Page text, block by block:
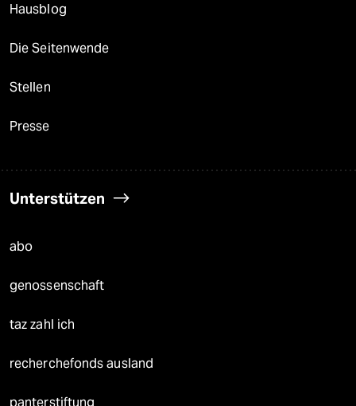
Hausblog
Die Seitenwende
Stellen
Presse
Unterstützen
abo
genossenschaft
taz zahl ich
recherchefonds ausland
panterstiftung